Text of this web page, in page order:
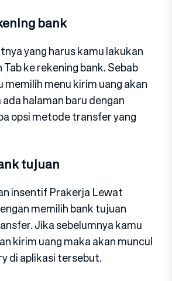
bank
yang harus kamu lakukan
ke rekening bank. Sebab
memilih menu kirim uang akan
halaman baru dengan
opsi metode transfer yang
tujuan
insentif Prakerja Lewat
memilih bank tujuan
Jika sebelumnya kamu
kirim uang maka akan muncul
di aplikasi tersebut.